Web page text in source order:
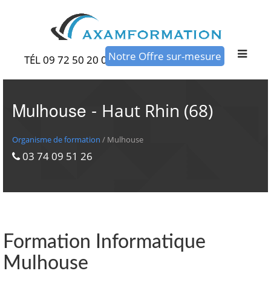
Notre Offre sur-mesure
TÉL 09 72 50 20 00
Mulhouse - Haut Rhin (68)
Organisme de formation / Mulhouse
03 74 09 51 26
Formation Informatique
Mulhouse